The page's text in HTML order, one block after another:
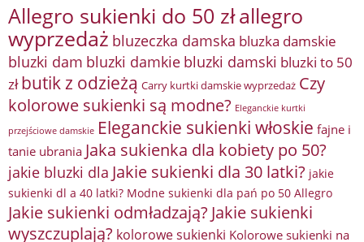
Allegro sukienki do 50 złallegro
wyprzedaż bluzeczka damska bluzka damskie
bluzki dam bluzki damkie bluzki damski bluzki to 50
zł butik z odzieżą Carry kurtki damskie wyprzedaż Czy
kolorowe sukienki są modne? Eleganckie kurtki
przejściowe damskie Eleganckie sukienki włoskie fajne i
tanie ubrania Jaka sukienka dla kobiety po 50?
jakie bluzki dla Jakie sukienki dla 30 latki? jakie
sukienki dl a 40 latki? Modne sukienki dla pań po 50 Allegro
Jakie sukienki odmładzają? Jakie sukienki
wyszczuplają? kolorowe sukienki Kolorowe sukienki na